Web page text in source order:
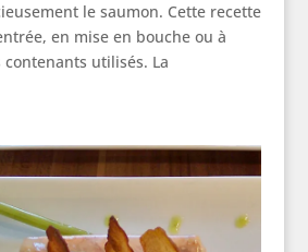
le saumon. Cette recette
en mise en bouche ou à
contenants utilisés. La